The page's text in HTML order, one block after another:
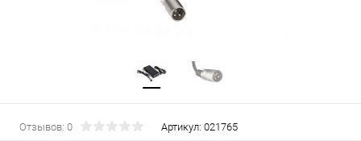
Отзывов: 0 Артикул: 021765